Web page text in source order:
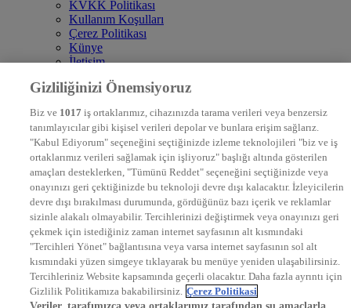
KVKK Politikası
Kullanım Koşulları
Çerez Politikası
Künye
İletişim
DYG Televizyonlar
STAR
EURO STAR
KRAL POP TV
DYG Radyolar
NTV RADYO
KRAL FM
KRAL POP
EKSEN
VOYAGE
DYG Dijital
ntv.com.tr
ntvspor.net
secim.ntv.com.tr
startv.com.tr
Gizliliğinizi Önemsiyoruz
Biz ve 1017 iş ortaklarımız, cihazınızda tarama verileri veya benzersiz
tanımlayıcılar gibi kişisel verileri depolar ve bunlara erişim sağlarız.
"Kabul Ediyorum" seçeneğini seçtiğinizde izleme teknolojileri "biz ve iş
ortaklarımız verileri sağlamak için işliyoruz" başlığı altında gösterilen
amaçları desteklerken, "Tümünü Reddet" seçeneğini seçtiğinizde veya
onayınızı geri çektiğinizde bu teknoloji devre dışı kalacaktır. İzleyicilerin
devre dışı bırakılması durumunda, gördüğünüz bazı içerik ve reklamlar
sizinle alakalı olmayabilir. Tercihlerinizi değiştirmek veya onayınızı geri
çekmek için istediğiniz zaman internet sayfasının alt kısmındaki
"Tercihleri Yönet" bağlantısına veya varsa internet sayfasının sol alt
kısmındaki yüzen simgeye tıklayarak bu menüye yeniden ulaşabilirsiniz.
Tercihleriniz Website kapsamında geçerli olacaktır. Daha fazla ayrıntı için
Gizlilik Politikamıza bakabilirsiniz. Çerez Politikasi